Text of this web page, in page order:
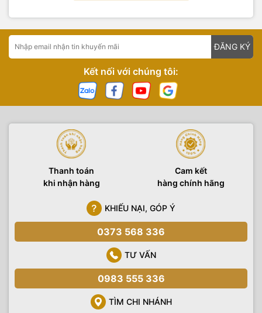
ĐĂNG KÝ
Kết nối với chúng tôi:
Thanh toán
khi nhận hàng
Cam kết
hàng chính hãng
KHIẾU NẠI, GÓP Ý
0373 568 336
TƯ VẤN
0983 555 336
TÌM CHI NHÁNH